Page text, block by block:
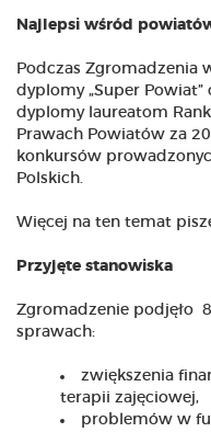
Najlepsi wśród
Podczas Zgromadzenia
dyplomy „Super
dyplomy laureatom
Prawach Powiatów za
konkursów
Polskich.
Więcej na ten temat
Przyjęte stanowiska
Zgromadzenie podjęło
sprawach:
zwiększenia
terapii zajęciowej,
problemów w